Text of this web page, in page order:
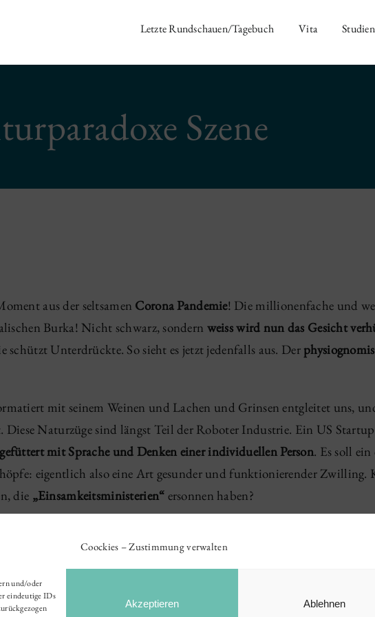
Coockies – Zustimmung verwalten
und/oder
eindeutige IDs
Akzeptieren Ablehnen
Letzte Rundschauen/Tagebuch Vita Studien
Szene
aus der seltsamen Corona Pandemie! Die millionenfache und
Burka! Nicht schwarz, sondern weiss wird nun das Gesicht
Unterdrückte. So sieht es jetzt jedenfalls aus. Der
mit seinem Weinen und Lachen und Grinsen entgleitet uns,
Naturzüge sind längst Teil der Roboter Industrie. Ein US
mit Sprache und Denken einer individuellen Person. Es soll
eigentlich also eine Art gesunder und funktionierender
die „Einsamkeitsministerien“ ersonnen haben?